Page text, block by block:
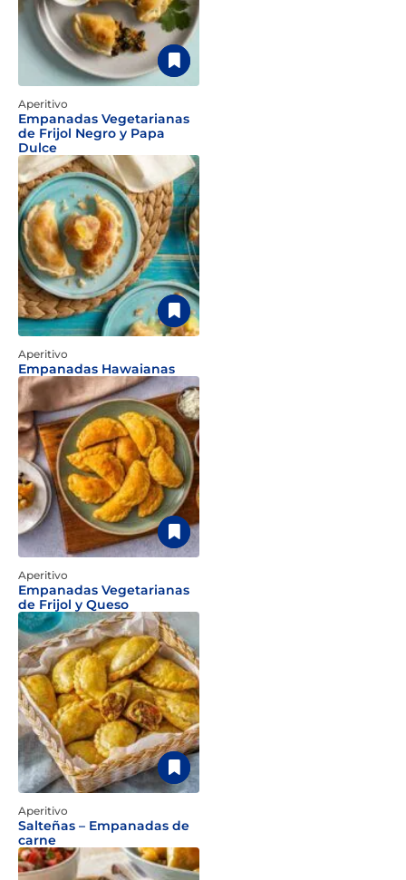
Aperitivo
Empanadas Vegetarianas
de Frijol Negro y Papa
Dulce
Aperitivo
Empanadas Hawaianas
Aperitivo
Empanadas Vegetarianas
de Frijol y Queso
Aperitivo
Salteñas – Empanadas de
carne